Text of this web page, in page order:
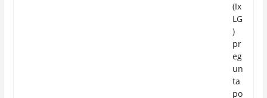
(Ix
LG
)
pr
eg
un
ta
po